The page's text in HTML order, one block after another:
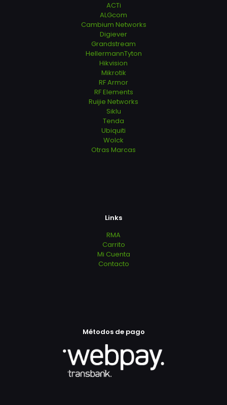
ACTi
ALGcom
Cambium Networks
Digiever
Grandstream
HellermannTyton
Hikvision
Mikrotik
RF Armor
RF Elements
Ruijie Networks
Siklu
Tenda
Ubiquiti
Wolck
Otras Marcas
Links
RMA
Carrito
Mi Cuenta
Contacto
Métodos de pago